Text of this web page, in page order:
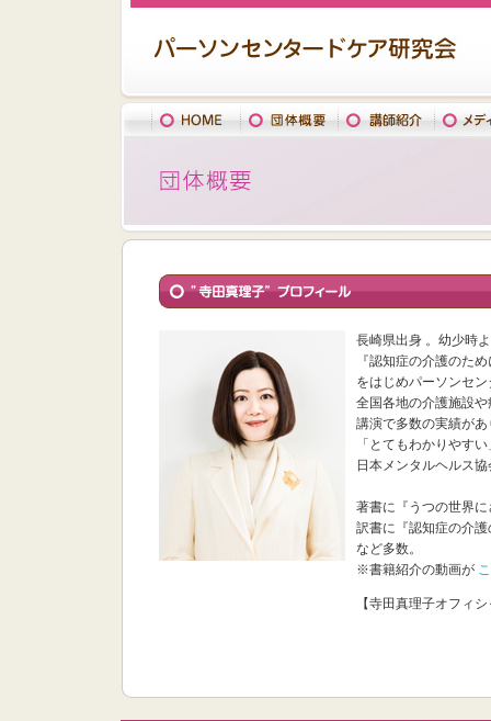
長崎県出身 。幼少時
『認知症の介護のた
をはじめパーソンセ
全国各地の介護施設
講演で多数の実績が
「とてもわかりやす
日本メンタルヘルス
著書に『うつの世界
訳書に『認知症の介
など多数。
※書籍紹介の動画が
【寺田真理子オフィ